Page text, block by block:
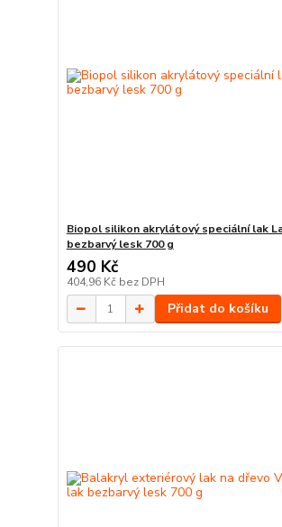
Biopol silikon akrylátový speciální lak
bezbarvý lesk 700 g
490 Kč
404,96 Kč bez DPH
Přidat do košíku